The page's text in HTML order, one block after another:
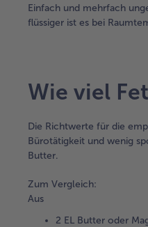
Einfach und mehrfach
flüssiger ist es bei
Wie viel
Die Richtwerte für die
Bürotätigkeit und wenig
Butter.
Zum Vergleich:
Aus
2 EL Butter oder